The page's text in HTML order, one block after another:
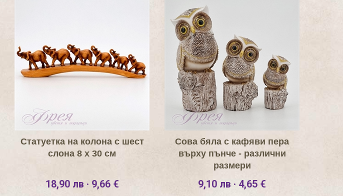
Статуетка на колона с шест
слона 8 х 30 см
18,90 лв · 9,66 €
Сова бяла с кафяви пера
върху пънче - различни
размери
9,10 лв · 4,65 €